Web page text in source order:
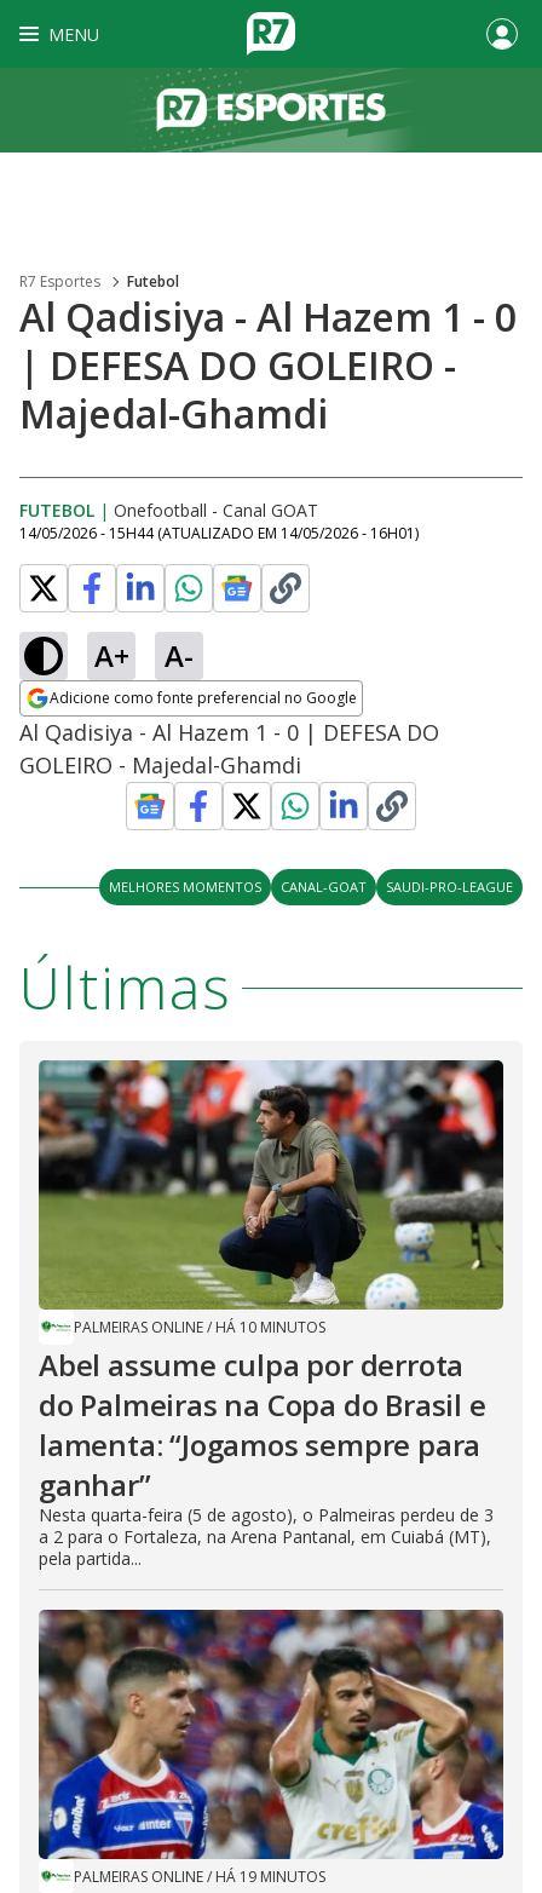
MENU
R7 Esportes Futebol
Al Qadisiya - Al Hazem 1 - 0
| DEFESA DO GOLEIRO -
Majedal-Ghamdi
FUTEBOL | Onefootball - Canal GOAT
14/05/2026 - 15H44 (ATUALIZADO EM 14/05/2026 - 16H01)
A+ A-
Adicione como fonte preferencial no Google
Opens in new window
Al Qadisiya - Al Hazem 1 - 0 | DEFESA DO
GOLEIRO - Majedal-Ghamdi
MELHORES MOMENTOS CANAL-GOAT SAUDI-PRO-LEAGUE
Últimas
PALMEIRAS ONLINE/ HÁ 10 MINUTOS
Abel assume culpa por derrota
do Palmeiras na Copa do Brasil e
lamenta: “Jogamos sempre para
ganhar”
Nesta quarta-feira (5 de agosto), o Palmeiras perdeu de 3
a 2 para o Fortaleza, na Arena Pantanal, em Cuiabá (MT),
pela partida...
PALMEIRAS ONLINE/ HÁ 19 MINUTOS